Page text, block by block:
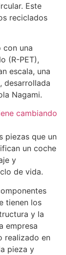
Este
reciclados
con una
(R-PET),
escala, una
desarrollada
Nagami.
cambiando
piezas que un
un coche
y
de vida.
tienen los
y la
empresa
realizado en
pieza y